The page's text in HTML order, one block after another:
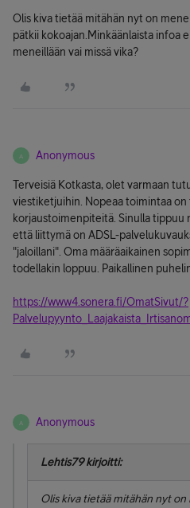
Olis kiva tietää mitähän nyt on
pätkii kokoajan.Minkäänlaista infoa
meneillään vai missä vika?
A Anonymous
Terveisiä Kotkasta, olet varmaan
viestiketjuihin. Nopeaa toimintaa
korjaustoimenpiteitä. Sinulla tippuu
että liittymä on ADSL-
"jaloillani". Oma määräaikainen
todellakin loppuu. Paikallinen
https://www4.sonera.fi/OmatSivut/?
A Anonymous
Lehtis79 kirjoitti:
Olis kiva tietää mitähän nyt